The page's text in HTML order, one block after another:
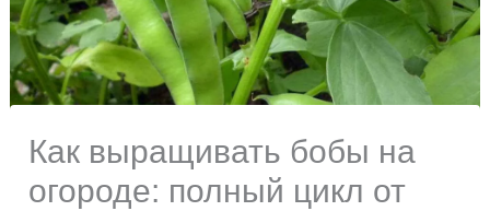
Как выращивать бобы на
огороде: полный цикл от